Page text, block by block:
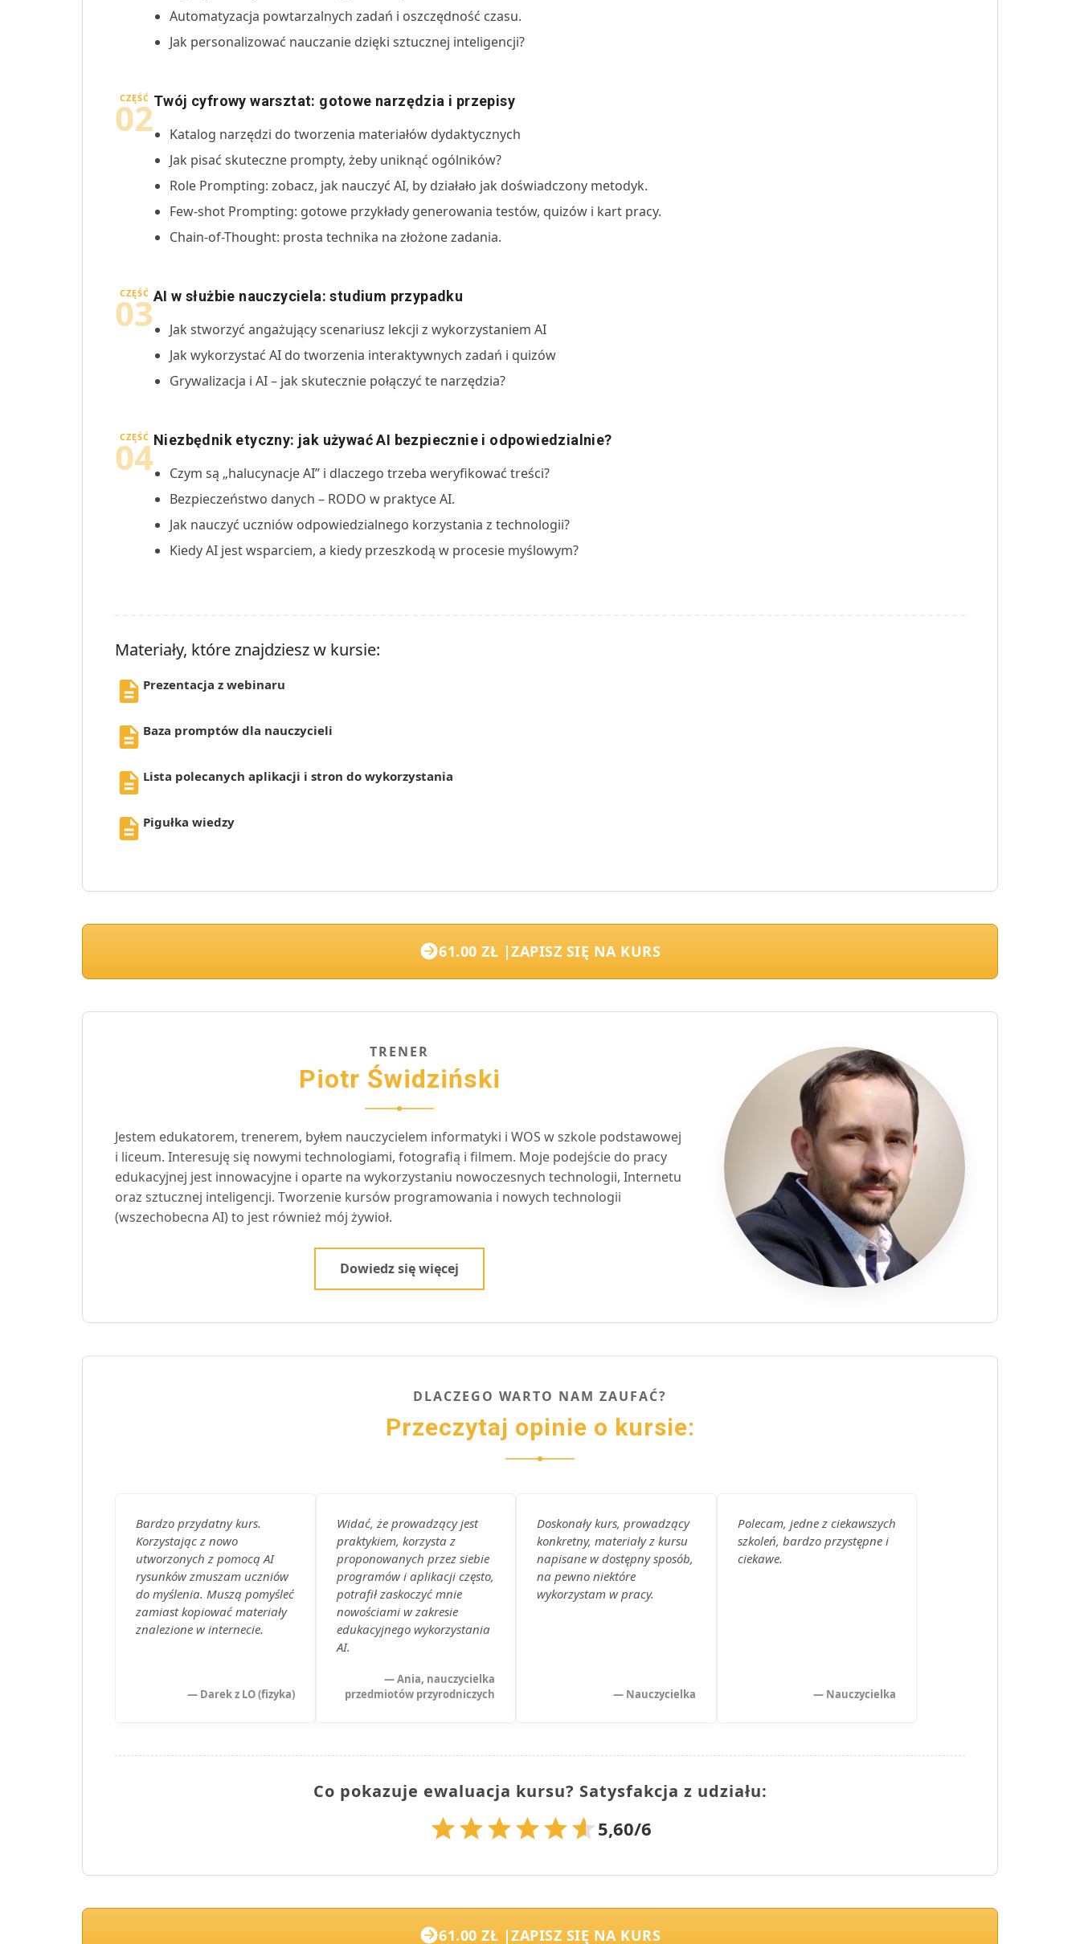
Automatyzacja powtarzalnych zadań i oszczędność czasu.
Jak personalizować nauczanie dzięki sztucznej inteligencji?
CZĘŚĆ
02Twój cyfrowy warsztat: gotowe narzędzia i przepisy
Katalog narzędzi do tworzenia materiałów dydaktycznych
Jak pisać skuteczne prompty, żeby uniknąć ogólników?
Role Prompting: zobacz, jak nauczyć AI, by działało jak doświadczony metodyk.
Few-shot Prompting: gotowe przykłady generowania testów, quizów i kart pracy.
Chain-of-Thought: prosta technika na złożone zadania.
CZĘŚĆ
03AI w służbie nauczyciela: studium przypadku
Jak stworzyć angażujący scenariusz lekcji z wykorzystaniem AI
Jak wykorzystać AI do tworzenia interaktywnych zadań i quizów
Grywalizacja i AI – jak skutecznie połączyć te narzędzia?
CZĘŚĆ
04Niezbędnik etyczny: jak używać AI bezpiecznie i odpowiedzialnie?
Czym są „halucynacje AI” i dlaczego trzeba weryfikować treści?
Bezpieczeństwo danych – RODO w praktyce AI.
Jak nauczyć uczniów odpowiedzialnego korzystania z technologii?
Kiedy AI jest wsparciem, a kiedy przeszkodą w procesie myślowym?
Materiały, które znajdziesz w kursie:
Prezentacja z webinaru
Baza promptów dla nauczycieli
Lista polecanych aplikacji i stron do wykorzystania
Pigułka wiedzy
61.00 ZŁ |ZAPISZ SIĘ NA KURS
TRENER
Piotr Świdziński
Jestem edukatorem, trenerem, byłem nauczycielem informatyki i WOS w szkole podstawowej
i liceum. Interesuję się nowymi technologiami, fotografią i filmem. Moje podejście do pracy
edukacyjnej jest innowacyjne i oparte na wykorzystaniu nowoczesnych technologii, Internetu
oraz sztucznej inteligencji. Tworzenie kursów programowania i nowych technologii
(wszechobecna AI) to jest również mój żywioł.
Dowiedz się więcej
DLACZEGO WARTO NAM ZAUFAĆ?
Przeczytaj opinie o kursie:
Bardzo przydatny kurs.
Korzystając z nowo
utworzonych z pomocą AI
rysunków zmuszam uczniów
do myślenia. Muszą pomyśleć
zamiast kopiować materiały
znalezione w internecie.
— Darek z LO (fizyka)
Widać, że prowadzący jest
praktykiem, korzysta z
proponowanych przez siebie
programów i aplikacji często,
potrafił zaskoczyć mnie
nowościami w zakresie
edukacyjnego wykorzystania
AI.
— Ania, nauczycielka
przedmiotów przyrodniczych
Doskonały kurs, prowadzący
konkretny, materiały z kursu
napisane w dostępny sposób,
na pewno niektóre
wykorzystam w pracy.
— Nauczycielka
Polecam, jedne z ciekawszych
szkoleń, bardzo przystępne i
ciekawe.
— Nauczycielka
Co pokazuje ewaluacja kursu? Satysfakcja z udziału:
5,60/6
61.00 ZŁ |ZAPISZ SIĘ NA KURS